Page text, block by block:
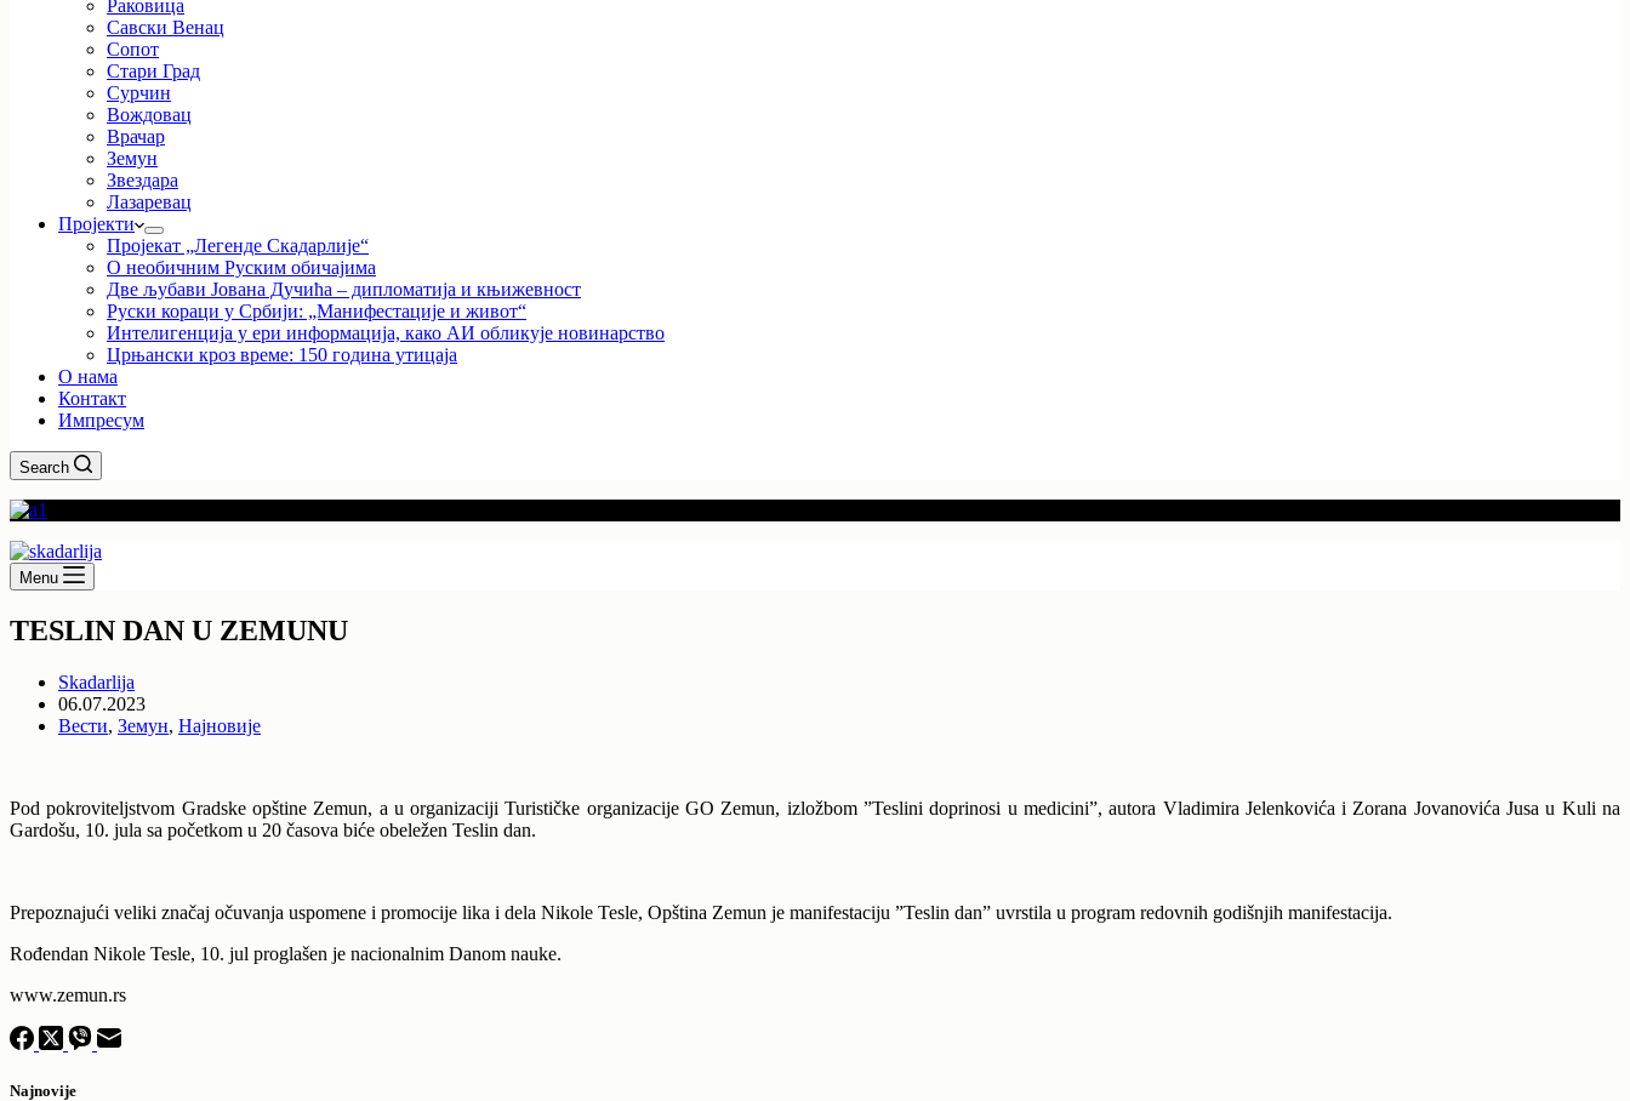
Раковица
Савски Венац
Сопот
Стари Град
Сурчин
Вождовац
Врачар
Земун
Звездара
Лазаревац
Пројекти
Пројекат „Легенде Скадарлије“
О необичним Руским обичајима
Две љубави Јована Дучића – дипломатија и књижевност
Руски кораци у Србији: „Манифестације и живот“
Интелигенција у ери информација, како АИ обликује новинарство
Црњански кроз време: 150 година утицаја
О нама
Контакт
Импресум
Search
Menu
TESLIN DAN U ZEMUNU
Skadarlija
06.07.2023
Вести, Земун, Најновије
Pod pokroviteljstvom Gradske opštine Zemun, a u organizaciji Turističke organizacije GO Zemun, izložbom ”Teslini doprinosi u medicini”, autora Vladimira Jelenkovića i Zorana Jovanovića Jusa u Kuli na
Gardošu, 10. jula sa početkom u 20 časova biće obeležen Teslin dan.
Prepoznajući veliki značaj očuvanja uspomene i promocije lika i dela Nikole Tesle, Opština Zemun je manifestaciju ”Teslin dan” uvrstila u program redovnih godišnjih manifestacija.
Rođendan Nikole Tesle, 10. jul proglašen je nacionalnim Danom nauke.
www.zemun.rs
Najnovije